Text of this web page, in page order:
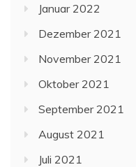
Januar 2022
Dezember 2021
November 2021
Oktober 2021
September 2021
August 2021
Juli 2021